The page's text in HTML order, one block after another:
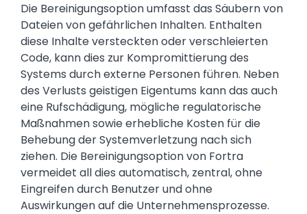
Die Bereinigungsoption umfasst das Säubern von
Dateien von gefährlichen Inhalten. Enthalten
diese Inhalte versteckten oder verschleierten
Code, kann dies zur Kompromittierung des
Systems durch externe Personen führen. Neben
des Verlusts geistigen Eigentums kann das auch
eine Rufschädigung, mögliche regulatorische
Maßnahmen sowie erhebliche Kosten für die
Behebung der Systemverletzung nach sich
ziehen. Die Bereinigungsoption von Fortra
vermeidet all dies automatisch, zentral, ohne
Eingreifen durch Benutzer und ohne
Auswirkungen auf die Unternehmensprozesse.